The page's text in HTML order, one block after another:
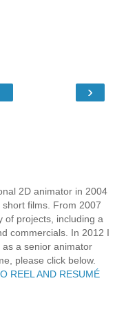
›
2D animator in 2004
films. From 2007
of projects, including a
commercials. In 2012 I
a senior animator
please click below.
REEL AND RESUMÉ